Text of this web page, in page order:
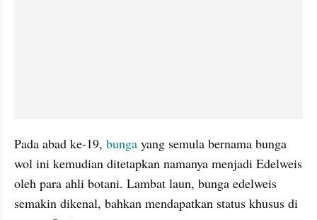
Pada abad ke-19, bunga yang semula bernama bunga
wol ini kemudian ditetapkan namanya menjadi Edelweis
oleh para ahli botani. Lambat laun, bunga edelweis
semakin dikenal, bahkan mendapatkan status khusus di